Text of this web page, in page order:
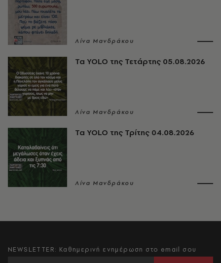
Λίνα Μανδράκου
Τα YOLO της Τετάρτης 05.08.2026
Λίνα Μανδράκου
Τα YOLO της Τρίτης 04.08.2026
Λίνα Μανδράκου
NEWSLETTER: Καθημερινή ενημέρωση στο email σου